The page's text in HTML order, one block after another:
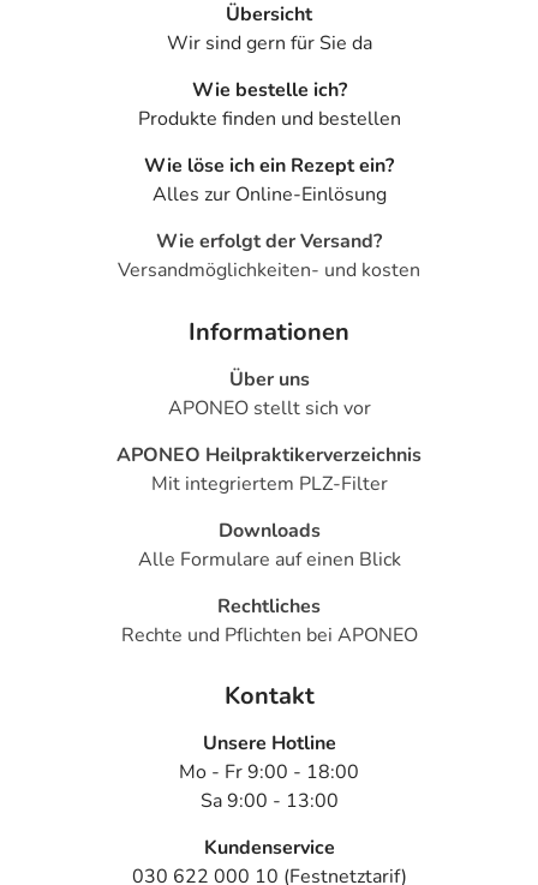
Übersicht
Wir sind gern für Sie da
Wie bestelle ich?
Produkte finden und bestellen
Wie löse ich ein Rezept ein?
Alles zur Online-Einlösung
Wie erfolgt der Versand?
Versandmöglichkeiten- und kosten
Informationen
Über uns
APONEO stellt sich vor
APONEO Heilpraktikerverzeichnis
Mit integriertem PLZ-Filter
Downloads
Alle Formulare auf einen Blick
Rechtliches
Rechte und Pflichten bei APONEO
Kontakt
Unsere Hotline
Mo - Fr 9:00 - 18:00
Sa 9:00 - 13:00
Kundenservice
030 622 000 10 (Festnetztarif)